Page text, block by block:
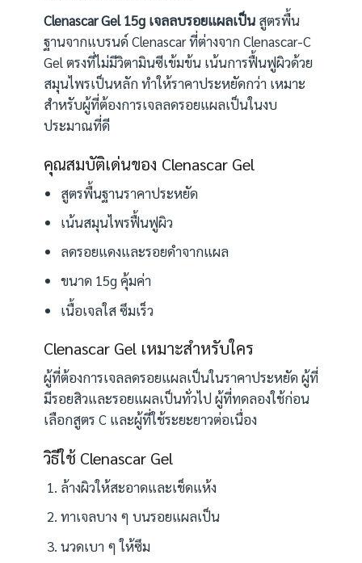
Clenascar Gel 15g เจลลบรอยแผลเป็นสูตรพื้น
ฐานจากแบรนด์ Clenascar ที่ต่างจาก Clenascar-C
Gel ตรงที่ไม่มีวิตามินซีเข้มข้น เน้นการฟื้นฟูผิวด้วย
สมุนไพรเป็นหลัก ทำให้ราคาประหยัดกว่า เหมาะ
สำหรับผู้ที่ต้องการเจลลดรอยแผลเป็นในงบ
ประมาณที่ดี
คุณสมบัติเด่นของ Clenascar Gel
สูตรพื้นฐานราคาประหยัด
เน้นสมุนไพรฟื้นฟูผิว
ลดรอยแดงและรอยดำจากแผล
ขนาด 15g คุ้มค่า
เนื้อเจลใส ซึมเร็ว
Clenascar Gel เหมาะสำหรับใคร
ผู้ที่ต้องการเจลลดรอยแผลเป็นในราคาประหยัด ผู้ที่
มีรอยสิวและรอยแผลเป็นทั่วไป ผู้ที่ทดลองใช้ก่อน
เลือกสูตร C และผู้ที่ใช้ระยะยาวต่อเนื่อง
วิธีใช้ Clenascar Gel
ล้างผิวให้สะอาดและเช็ดแห้ง
ทาเจลบาง ๆ บนรอยแผลเป็น
นวดเบา ๆ ให้ซึม